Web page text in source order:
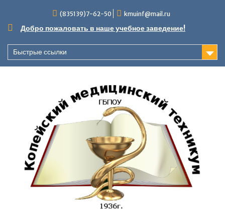
содержимому
(835139)7-62-50 kmuinf@mail.ru
Добро пожаловать в наше учебное заведение!
Быстрые ссылки